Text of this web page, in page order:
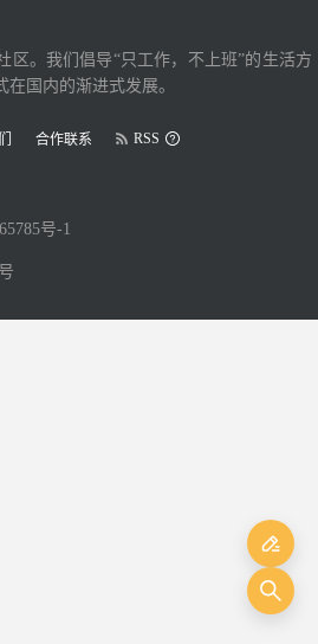
区。我们倡导“只工作，不上班”的生活方
国内的渐进式发展。
合作联系 RSS
号-1